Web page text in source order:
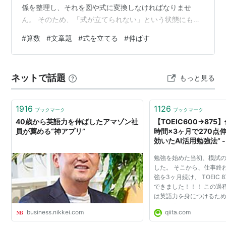
係を整理し、それを図や式に変換しなければなりませ
ん。 そのため、「式が立てられない」という状態にも、
なのか理解できていない 数字だけを見て単位や意味を確
認していない 図や表に整理する習慣がない 割合や速さな
作ろうとしている といった原因が考えられます。 文章題
を練習するときは、まず問いに線を引き、条件に印をつ
けます。そのうえで、問題文を短い…
#算数 #文章題 #式を立てる #伸ばす
ネットで話題 もっと見る
1916 ブックマーク
40歳から英語力を伸ばしたアマゾン社
員が薦める“神アプリ”
business.nikkei.com
1126 ブックマーク
【TOEIC600→875】
時間×3ヶ月で270点
効いたAI活用勉強法”
勉強を始めた当初、模試
した。 そこから、仕事終
強を3ヶ月続け、 TOEIC
できました！！！ この過
は英語力を身につけるた
マジで分かっちゃいまし
ではそのときに辿り着い
qiita.com